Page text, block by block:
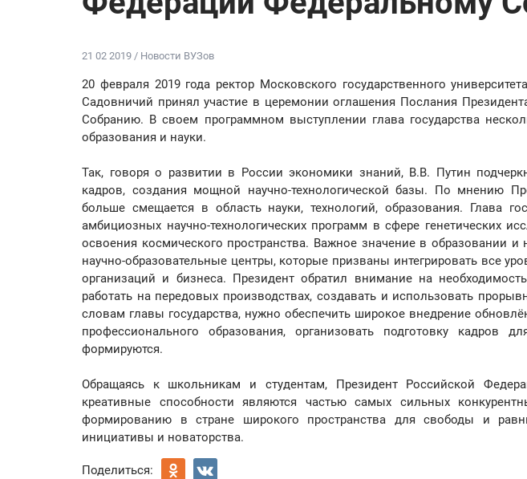
21 02 2019 / Новости ВУЗов
20 февраля 2019 года ректор Московского государственного
Садовничий принял участие в церемонии оглашения Послания
Собранию. В своем программном выступлении глава государства
образования и науки.
Так, говоря о развитии в России экономики знаний, В.В. Путин
кадров, создания мощной научно-технологической базы. По мнению
больше смещается в область науки, технологий, образования. Глава
амбициозных научно-технологических программ в сфере генетических
освоения космического пространства. Важное значение в образовании
научно-образовательные центры, которые призваны интегрировать все
организаций и бизнеса. Президент обратил внимание на
работать на передовых производствах, создавать и использовать
словам главы государства, нужно обеспечить широкое внедрение
профессионального образования, организовать подготовку кадров
формируются.
Обращаясь к школьникам и студентам, Президент Российской
креативные способности являются частью самых сильных
формированию в стране широкого пространства для свободы и
инициативы и новаторства.
Поделиться: